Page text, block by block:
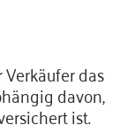
das
davon,
ist.